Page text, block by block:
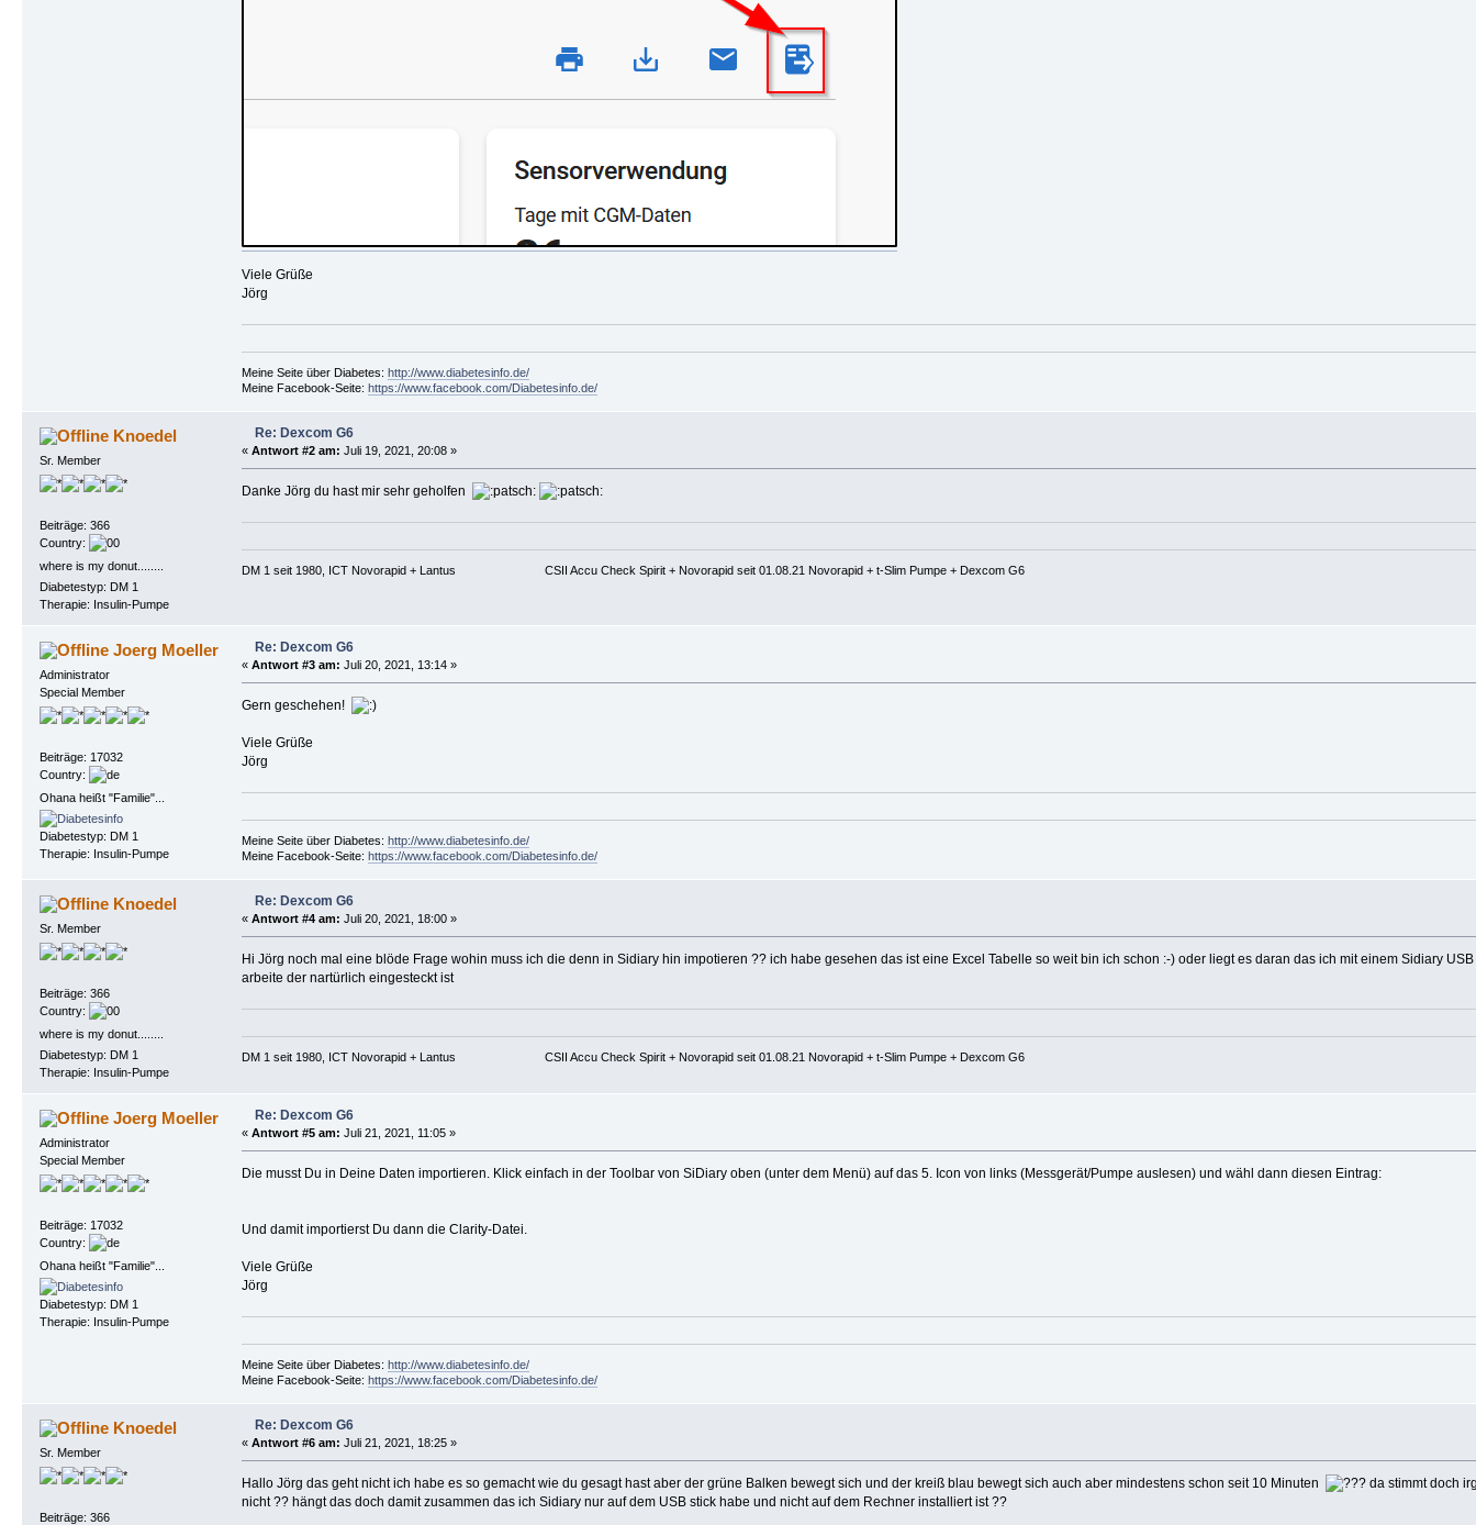
Viele Grüße
Jörg
Meine Seite über Diabetes: http://www.diabetesinfo.de/
Meine Facebook-Seite: https://www.facebook.com/Diabetesinfo.de/
Knoedel
Sr. Member
Beiträge: 366
Country:
where is my donut........
Diabetestyp: DM 1
Therapie: Insulin-Pumpe
Re: Dexcom G6
« Antwort #2 am: Juli 19, 2021, 20:08 »
Danke Jörg du hast mir sehr geholfen
DM 1 seit 1980, ICT Novorapid + Lantus CSII Accu Check Spirit + Novorapid seit 01.08.21 Novorapid + t-Slim Pumpe + Dexcom G6
Joerg Moeller
Administrator
Special Member
Beiträge: 17032
Country:
Ohana heißt "Familie"...
Diabetestyp: DM 1
Therapie: Insulin-Pumpe
Re: Dexcom G6
« Antwort #3 am: Juli 20, 2021, 13:14 »
Gern geschehen!
Viele Grüße
Jörg
Meine Seite über Diabetes: http://www.diabetesinfo.de/
Meine Facebook-Seite: https://www.facebook.com/Diabetesinfo.de/
Knoedel
Sr. Member
Beiträge: 366
Country:
where is my donut........
Diabetestyp: DM 1
Therapie: Insulin-Pumpe
Re: Dexcom G6
« Antwort #4 am: Juli 20, 2021, 18:00 »
Hi Jörg noch mal eine blöde Frage wohin muss ich die denn in Sidiary hin impotieren ?? ich habe gesehen das ist eine Excel Tabelle so weit bin ich schon :-) oder liegt es daran das ich mit einem Sidiary USB
arbeite der nartürlich eingesteckt ist
DM 1 seit 1980, ICT Novorapid + Lantus CSII Accu Check Spirit + Novorapid seit 01.08.21 Novorapid + t-Slim Pumpe + Dexcom G6
Joerg Moeller
Administrator
Special Member
Beiträge: 17032
Country:
Ohana heißt "Familie"...
Diabetestyp: DM 1
Therapie: Insulin-Pumpe
Re: Dexcom G6
« Antwort #5 am: Juli 21, 2021, 11:05 »
Die musst Du in Deine Daten importieren. Klick einfach in der Toolbar von SiDiary oben (unter dem Menü) auf das 5. Icon von links (Messgerät/Pumpe auslesen) und wähl dann diesen Eintrag:
Und damit importierst Du dann die Clarity-Datei.
Viele Grüße
Jörg
Meine Seite über Diabetes: http://www.diabetesinfo.de/
Meine Facebook-Seite: https://www.facebook.com/Diabetesinfo.de/
Knoedel
Sr. Member
Beiträge: 366
Re: Dexcom G6
« Antwort #6 am: Juli 21, 2021, 18:25 »
Hallo Jörg das geht nicht ich habe es so gemacht wie du gesagt hast aber der grüne Balken bewegt sich und der kreiß blau bewegt sich auch aber mindestens schon seit 10 Minuten
da stimmt doch
nicht ?? hängt das doch damit zusammen das ich Sidiary nur auf dem USB stick habe und nicht auf dem Rechner installiert ist ??